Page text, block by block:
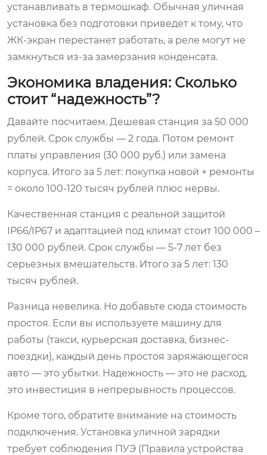
устанавливать в термошкаф. Обычная уличная
установка без подготовки приведет к тому, что
ЖК-экран перестанет работать, а реле могут не
замкнуться из-за замерзания конденсата.
Экономика владения: Сколько
стоит “надежность”?
Давайте посчитаем. Дешевая станция за 50 000
рублей. Срок службы — 2 года. Потом ремонт
платы управления (30 000 руб.) или замена
корпуса. Итого за 5 лет: покупка новой + ремонты
= около 100-120 тысяч рублей плюс нервы.
Качественная станция с реальной защитой
IP66/IP67 и адаптацией под климат стоит 100 000 –
130 000 рублей. Срок службы — 5-7 лет без
серьезных вмешательств. Итого за 5 лет: 130
тысяч рублей.
Разница невелика. Но добавьте сюда стоимость
простоя. Если вы используете машину для
работы (такси, курьерская доставка, бизнес-
поездки), каждый день простоя заряжающегося
авто — это убытки. Надежность — это не расход,
это инвестиция в непрерывность процессов.
Кроме того, обратите внимание на стоимость
подключения. Установка уличной зарядки
требует соблюдения ПУЭ (Правила устройства